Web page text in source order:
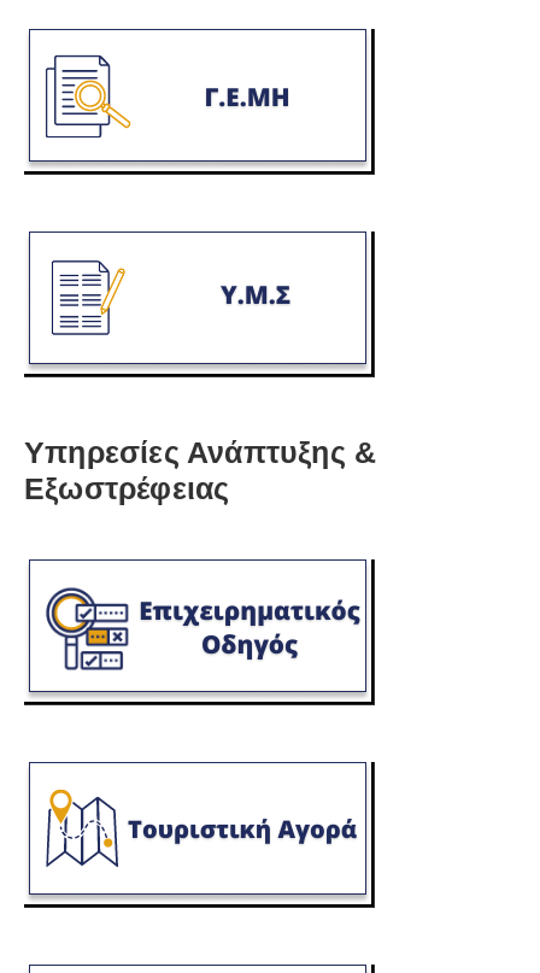
Υπηρεσίες Ανάπτυξης &
Εξωστρέφειας